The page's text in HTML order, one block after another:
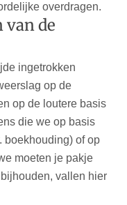
overdragen.
de
ingetrokken
op de
op de loutere basis
die we op basis
boekhouding) of op
moeten je pakje
vallen hier